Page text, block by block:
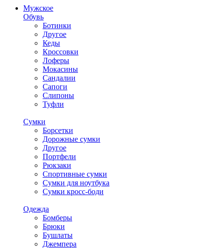
Мужское
Обувь
Ботинки
Другое
Кеды
Кроссовки
Лоферы
Мокасины
Сандалии
Сапоги
Слипоны
Туфли
Сумки
Борсетки
Дорожные сумки
Другое
Портфели
Рюкзаки
Спортивные сумки
Сумки для ноутбука
Сумки кросс-боди
Одежда
Бомберы
Брюки
Бушлаты
Джемпера